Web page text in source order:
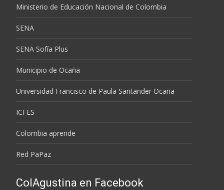
Ministerio de Educación Nacional de Colombia
SENA
SENA Sofía Plus
Municipio de Ocaña
Universidad Francisco de Paula Santander Ocaña
ICFES
Colombia aprende
Red PaPaz
ColAgustina en Facebook